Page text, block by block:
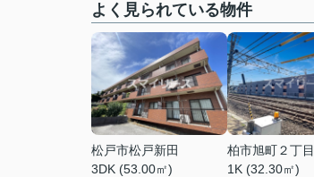
よく見られている物件
松戸市松戸新田
3DK (53.00㎡)
柏市旭町２丁目
1K (32.30㎡)